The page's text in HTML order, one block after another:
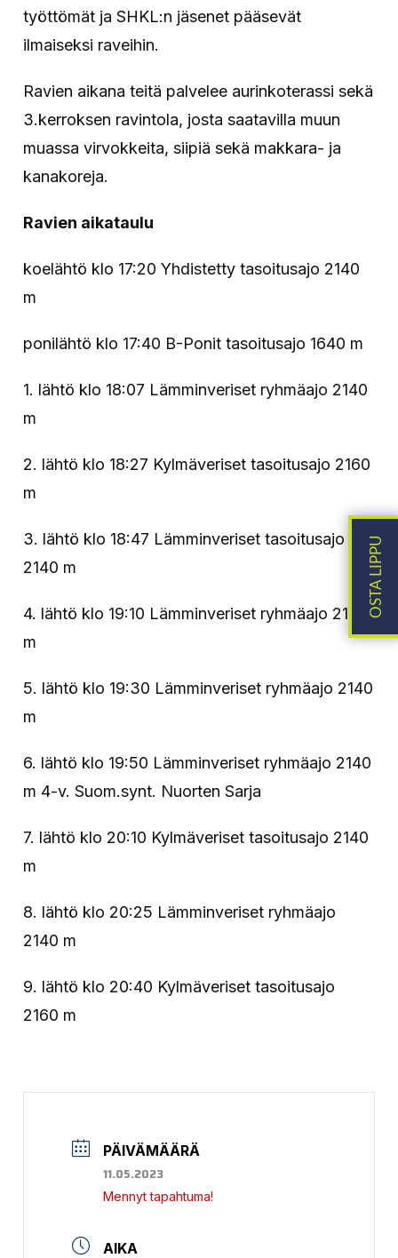
työttömät ja SHKL:n jäsenet pääsevät
ilmaiseksi raveihin.
Ravien aikana teitä palvelee aurinkoterassi sekä
3.kerroksen ravintola, josta saatavilla muun
muassa virvokkeita, siipiä sekä makkara- ja
kanakoreja.
Ravien aikataulu
koelähtö klo 17:20 Yhdistetty tasoitusajo 2140
m
ponilähtö klo 17:40 B-Ponit tasoitusajo 1640 m
1. lähtö klo 18:07 Lämminveriset ryhmäajo 2140
m
2. lähtö klo 18:27 Kylmäveriset tasoitusajo 2160
m
3. lähtö klo 18:47 Lämminveriset tasoitusajo
2140 m
4. lähtö klo 19:10 Lämminveriset ryhmäajo 2140
m
5. lähtö klo 19:30 Lämminveriset ryhmäajo 2140
m
6. lähtö klo 19:50 Lämminveriset ryhmäajo 2140
m 4-v. Suom.synt. Nuorten Sarja
7. lähtö klo 20:10 Kylmäveriset tasoitusajo 2140
m
8. lähtö klo 20:25 Lämminveriset ryhmäajo
2140 m
9. lähtö klo 20:40 Kylmäveriset tasoitusajo
2160 m
PÄIVÄMÄÄRÄ
11.05.2023
Mennyt tapahtuma!
AIKA